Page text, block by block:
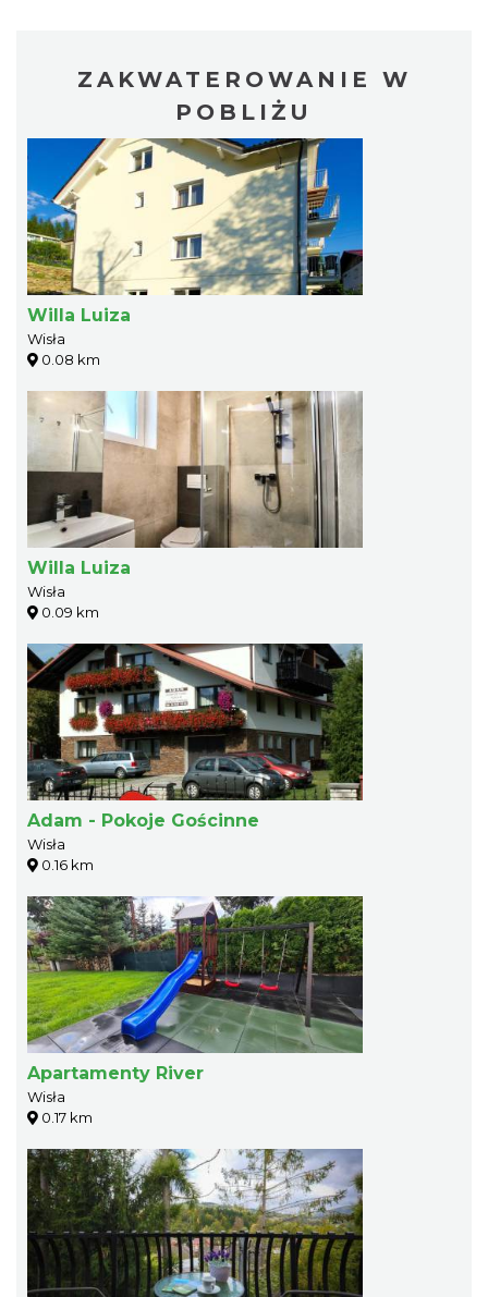
ZAKWATEROWANIE W
POBLIŻU
Willa Luiza
Wisła
0.08 km
Willa Luiza
Wisła
0.09 km
Adam - Pokoje Gościnne
Wisła
0.16 km
Apartamenty River
Wisła
0.17 km